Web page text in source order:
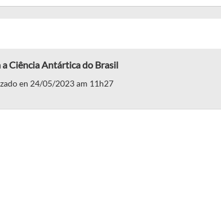
Ciência Antártica do Brasil
en 24/05/2023 am 11h27